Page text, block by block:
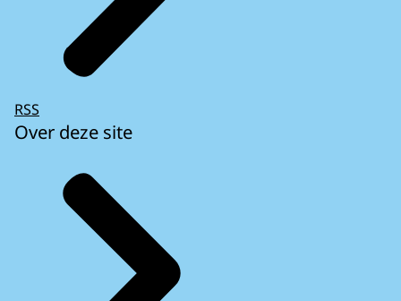
RSS
Over deze site